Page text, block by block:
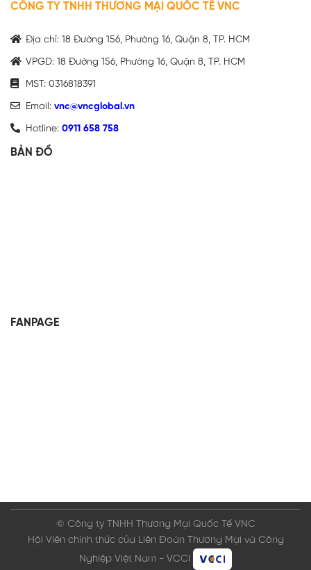
CÔNG TY TNHH THƯƠNG MẠI QUỐC TẾ VNC
Địa chỉ: 18 Đường 156, Phường 16, Quận 8, TP. HCM
VPGD: 18 Đường 156, Phường 16, Quận 8, TP. HCM
MST: 0316818391
Email: vnc@vncglobal.vn
Hotline: 0911 658 758
BẢN ĐỒ
FANPAGE
© Công ty TNHH Thương Mại Quốc Tế VNC
Hội Viên chính thức của Liên Đoàn Thương Mại và Công
Nghiệp Việt Nam - VCCI